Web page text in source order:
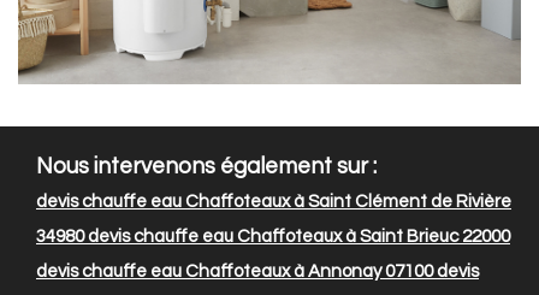
Nous intervenons également sur :
devis chauffe eau Chaffoteaux à Saint Clément de Rivière
34980devis chauffe eau Chaffoteaux à Saint Brieuc 22000
devis chauffe eau Chaffoteaux à Annonay 07100devis